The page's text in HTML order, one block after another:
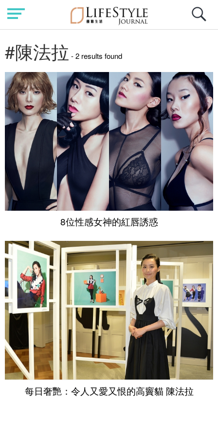
#陳法拉 - 2 results found
8位性感女神的紅唇誘惑
每日奢艷：令人又愛又恨的高竇貓 陳法拉